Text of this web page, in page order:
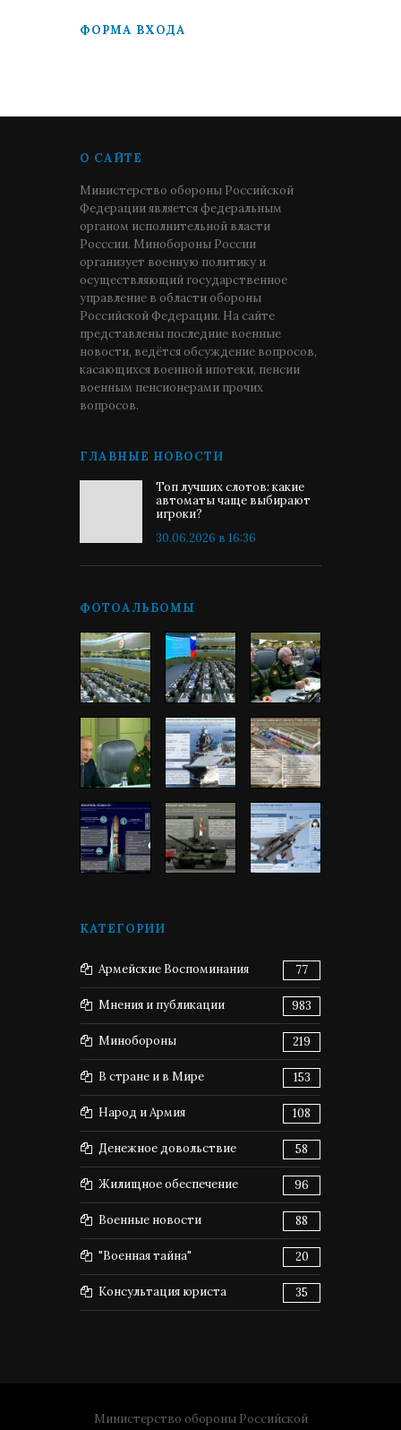
ФОРМА ВХОДА
О САЙТЕ
Министерство обороны Российской
Федерации является федеральным
органом исполнительной власти
Росссии. Минобороны России
организует военную политику и
осуществляющий государственное
управление в области обороны
Российской Федерации. На сайте
представлены последние военные
новости, ведётся обсуждение вопросов,
касающихся военной ипотеки, пенсии
военным пенсионерами прочих
вопросов.
ГЛАВНЫЕ НОВОСТИ
Топ лучших слотов: какие
автоматы чаще выбирают
игроки?
30.06.2026 в 16:36
ФОТОАЛЬБОМЫ
КАТЕГОРИИ
Армейские Воспоминания 77
Мнения и публикации 983
Минобороны 219
В стране и в Мире 153
Народ и Армия 108
Денежное довольствие 58
Жилищное обеспечение 96
Военные новости 88
"Военная тайна" 20
Консультация юриста 35
Министерство обороны Российской